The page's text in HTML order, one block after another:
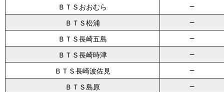
ＢＴＳおおむら －
ＢＴＳ松浦 －
ＢＴＳ長崎五島 －
ＢＴＳ長崎時津 －
ＢＴＳ長崎波佐見 －
ＢＴＳ島原 －